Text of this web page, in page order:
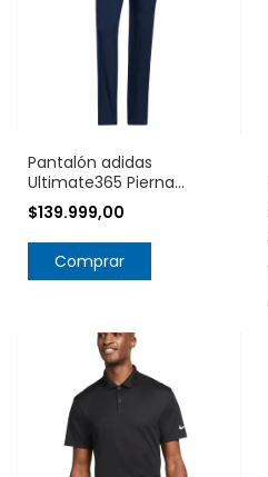
Pantalón adidas
Ultimate365 Pierna
Cónica IT7860
$139.999,00
Comprar